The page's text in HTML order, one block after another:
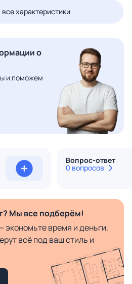
характеристики
о
и поможем
Вопрос-ответ
0 вопросов
Мы все подберём!
экономьте время и деньги,
всё под ваш стиль и